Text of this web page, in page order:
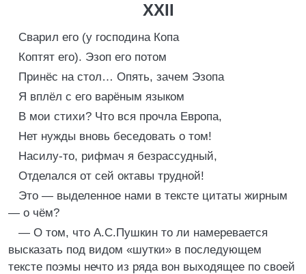
XXII
Сварил его (у господина Копа
Коптят его). Эзоп его потом
Принёс на стол… Опять, зачем Эзопа
Я вплёл с его варёным языком
В мои стихи? Что вся прочла Европа,
Нет нужды вновь беседовать о том!
Насилу-то, рифмач я безрассудный,
Отделался от сей октавы трудной!
Это — выделенное нами в тексте цитаты жирным
— о чём?
— О том, что А.С.Пушкин то ли намеревается
высказать под видом «шутки» в последующем
тексте поэмы нечто из ряда вон выходящее по своей